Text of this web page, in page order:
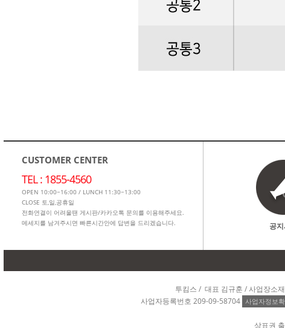
CUSTOMER CENTER
TEL : 1855-4560
OPEN 10:00~16:00 / LUNCH 11:30~13:00
CLOSE 토,일,공휴일
전화연결이 어려울땐 게시판/카카오톡 문의를 이용해주세요.
메세지를 남겨주시면 빠른시간안에 답변을 드리겠습니다.
공
투킴스 / 대표 김규훈 / 사업장소
사업자등록번호 209-09-58704 사업자정보
상표권